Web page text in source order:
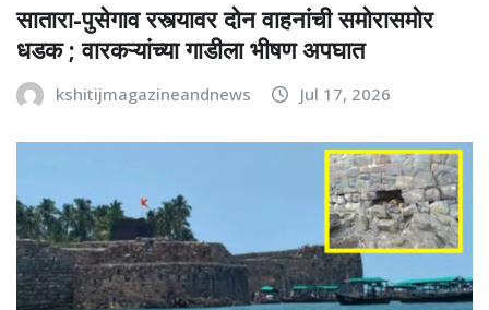
सातारा-पुसेगाव रस्त्यावर दोन वाहनांची समोरासमोर
धडक ; वारकऱ्यांच्या गाडीला भीषण अपघात
kshitijmagazineandnews Jul 17, 2026